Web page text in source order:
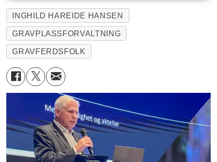
INGHILD HAREIDE HANSEN
GRAVPLASSFORVALTNING
GRAVFERDSFOLK